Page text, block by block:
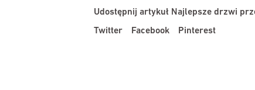
Udostępnij artykuł Najlepsze drzwi
Twitter
Facebook Pinterest